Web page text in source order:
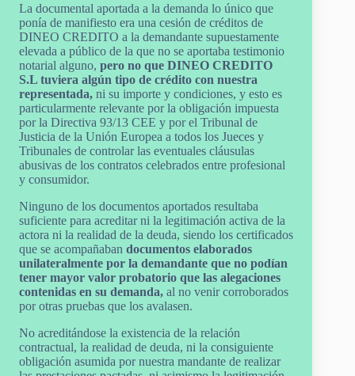
La documental aportada a la demanda lo único que
ponía de manifiesto era una cesión de créditos de
DINEO CREDITO a la demandante supuestamente
elevada a público de la que no se aportaba testimonio
notarial alguno, pero no que DINEO CREDITO
S.L tuviera algún tipo de crédito con nuestra
representada, ni su importe y condiciones, y esto es
particularmente relevante por la obligación impuesta
por la Directiva 93/13 CEE y por el Tribunal de
Justicia de la Unión Europea a todos los Jueces y
Tribunales de controlar las eventuales cláusulas
abusivas de los contratos celebrados entre profesional
y consumidor.
Ninguno de los documentos aportados resultaba
suficiente para acreditar ni la legitimación activa de la
actora ni la realidad de la deuda, siendo los certificados
que se acompañaban documentos elaborados
unilateralmente por la demandante que no podían
tener mayor valor probatorio que las alegaciones
contenidas en su demanda, al no venir corroborados
por otras pruebas que los avalasen.
No acreditándose la existencia de la relación
contractual, la realidad de deuda, ni la consiguiente
obligación asumida por nuestra mandante de realizar